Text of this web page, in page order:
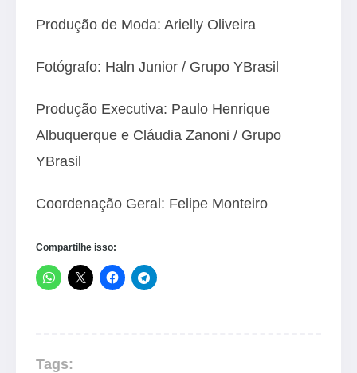
Produção de Moda: Arielly Oliveira
Fotógrafo: Haln Junior / Grupo YBrasil
Produção Executiva: Paulo Henrique
Albuquerque e Cláudia Zanoni / Grupo
YBrasil
Coordenação Geral: Felipe Monteiro
Compartilhe isso:
Tags: